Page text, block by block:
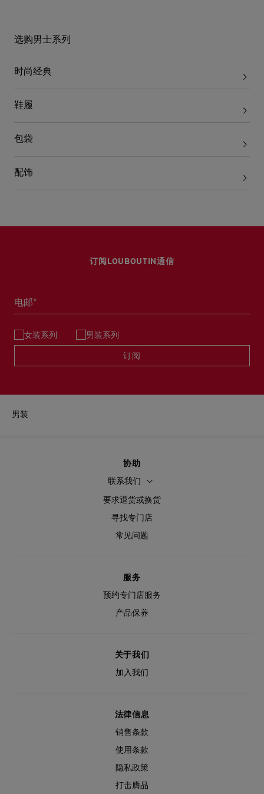
选购男士系列
时尚经典
鞋履
包袋
配饰
订阅LOUBOUTIN通信
电邮*
女装系列 男装系列
订阅
男装
协助
联系我们
要求退货或换货
寻找专门店
常见问题
服务
预约专门店服务
产品保养
关于我们
加入我们
法律信息
销售条款
使用条款
隐私政策
打击膺品